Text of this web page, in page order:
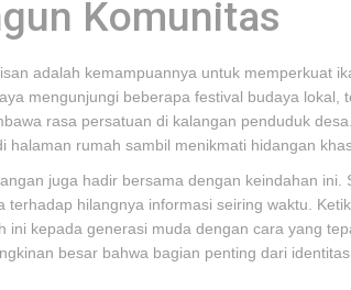
Komunitas
adalah kemampuannya untuk memperkuat
mengunjungi beberapa festival budaya lokal,
rasa persatuan di kalangan penduduk
rumah sambil menikmati hidangan
juga hadir bersama dengan keindahan ini.
terhadap hilangnya informasi seiring waktu.
ini kepada generasi muda dengan cara yang
besar bahwa bagian penting dari